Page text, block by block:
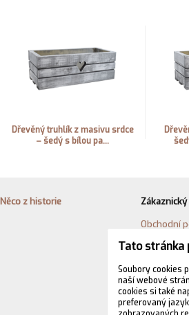
Dřevěný truhlík z masivu srdce
– šedý s bílou pa...
Něco z historie
Obchodní
Jak
Ochrana
Tato stránka
Soubory cookies
naší webové
cookies si také
preferovaný